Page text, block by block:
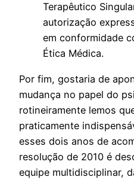
Terapêutico
autorização
em conformidade
Ética Médica.
Por fim, gostaria de
mudança no papel do
rotineiramente lemos
praticamente
esses dois anos de
resolução de 2010 é
equipe multidisciplinar,